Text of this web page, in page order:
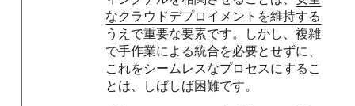
なクラウドデプロイメントを維持する
うえで重要な要素です。しかし、複雑
で手作業による統合を必要とせずに、
これをシームレスなプロセスにするこ
とは、しばしば困難です。